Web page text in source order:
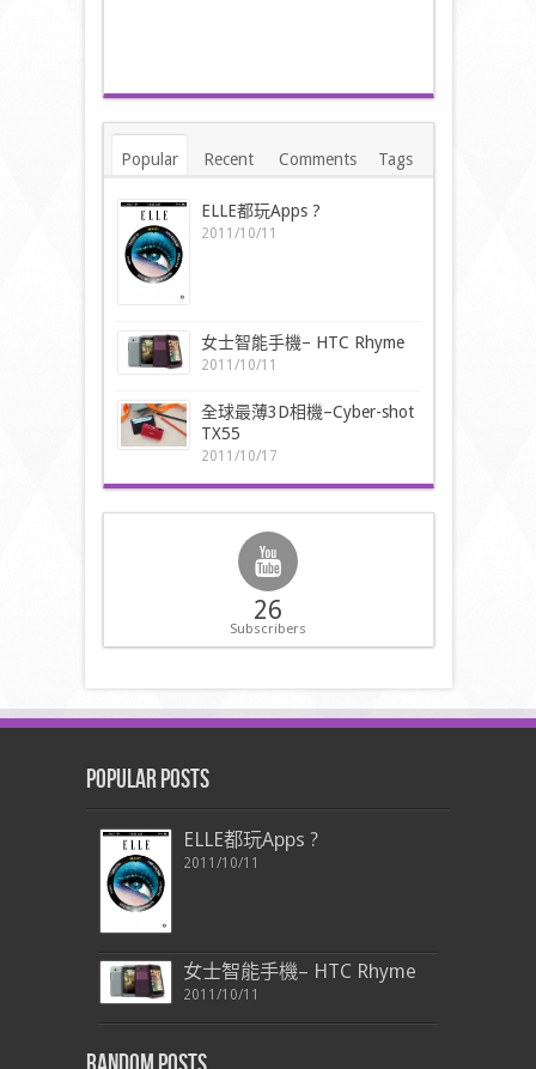
Popular Recent Comments Tags
ELLE都玩Apps ?
2011/10/11
女士智能手機– HTC Rhyme
2011/10/11
全球最薄3D相機–Cyber-shot
TX55
2011/10/17
26
Subscribers
Popular Posts
ELLE都玩Apps ?
2011/10/11
女士智能手機– HTC Rhyme
2011/10/11